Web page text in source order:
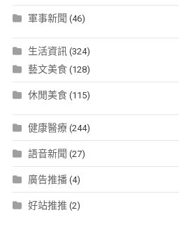
軍事新聞 (46)
生活資訊(324)
藝文美食(128)
休閒美食(115)
健康醫療(244)
語音新聞 (27)
廣告推播(4)
好站推推 (2)